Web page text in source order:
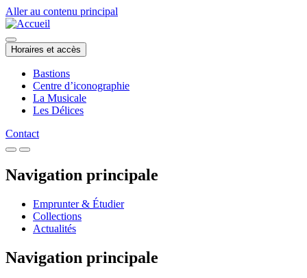
Aller au contenu principal
Horaires et accès
Bastions
Centre d’iconographie
La Musicale
Les Délices
Contact
Navigation principale
Emprunter & Étudier
Collections
Actualités
Navigation principale